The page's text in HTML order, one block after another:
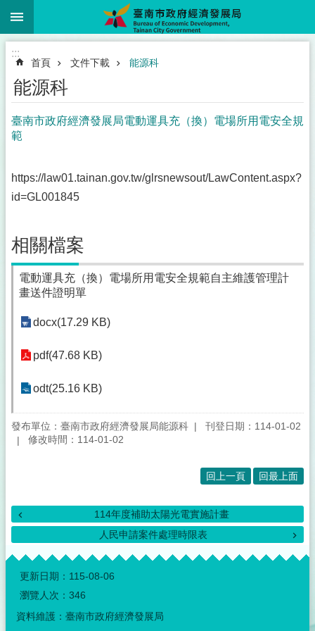
跳到主要內容區塊
:::
首頁 文件下載 能源科
能源科
臺南市政府經濟發展局電動運具充（換）電場所用電安全規
範
https://law01.tainan.gov.tw/glrsnewsout/LawContent.aspx?
id=GL001845
相關檔案
電動運具充（換）電場所用電安全規範自主維護管理計
畫送件證明單
docx(17.29 KB)
pdf(47.68 KB)
odt(25.16 KB)
發布單位：臺南市政府經濟發展局能源科
刊登日期：114-01-02
修改時間：114-01-02
回上一頁 回最上面
114年度補助太陽光電實施計畫
人民申請案件處理時限表
:::
更新日期： 115-08-06
瀏覽人次： 346
資料維護：臺南市政府經濟發展局